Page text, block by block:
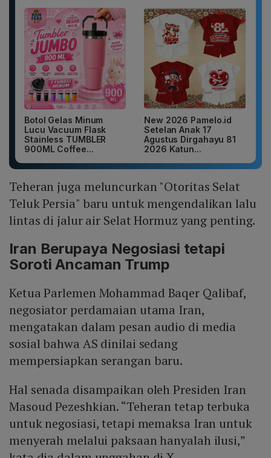
Botol Gelas Minum
Lucu Vacuum Flask
Stainless TUMBLER
900ML Coffee...
New 2026 Pamelo.id
Setelan Anak 17
Agustus Dirgahayu 81
2026 Katun...
Teheran juga meluncurkan "Otoritas Selat
Teluk Persia" baru untuk mengendalikan lalu
lintas di jalur air Selat Hormuz yang penting.
Iran Berupaya Negosiasi tetapi
Soroti Ancaman Trump
Ketua Parlemen Mohammad Baqer Qalibaf,
negosiator perdamaian utama Iran,
mengatakan dalam pesan audio di media
sosial bahwa AS dinilai sedang
mempersiapkan serangan baru.
Hal senada disampaikan oleh Presiden Iran
Masoud Pezeshkian. “Teheran tetap terbuka
untuk negosiasi, tetapi memaksa Iran untuk
menyerah melalui paksaan hanyalah ilusi,”